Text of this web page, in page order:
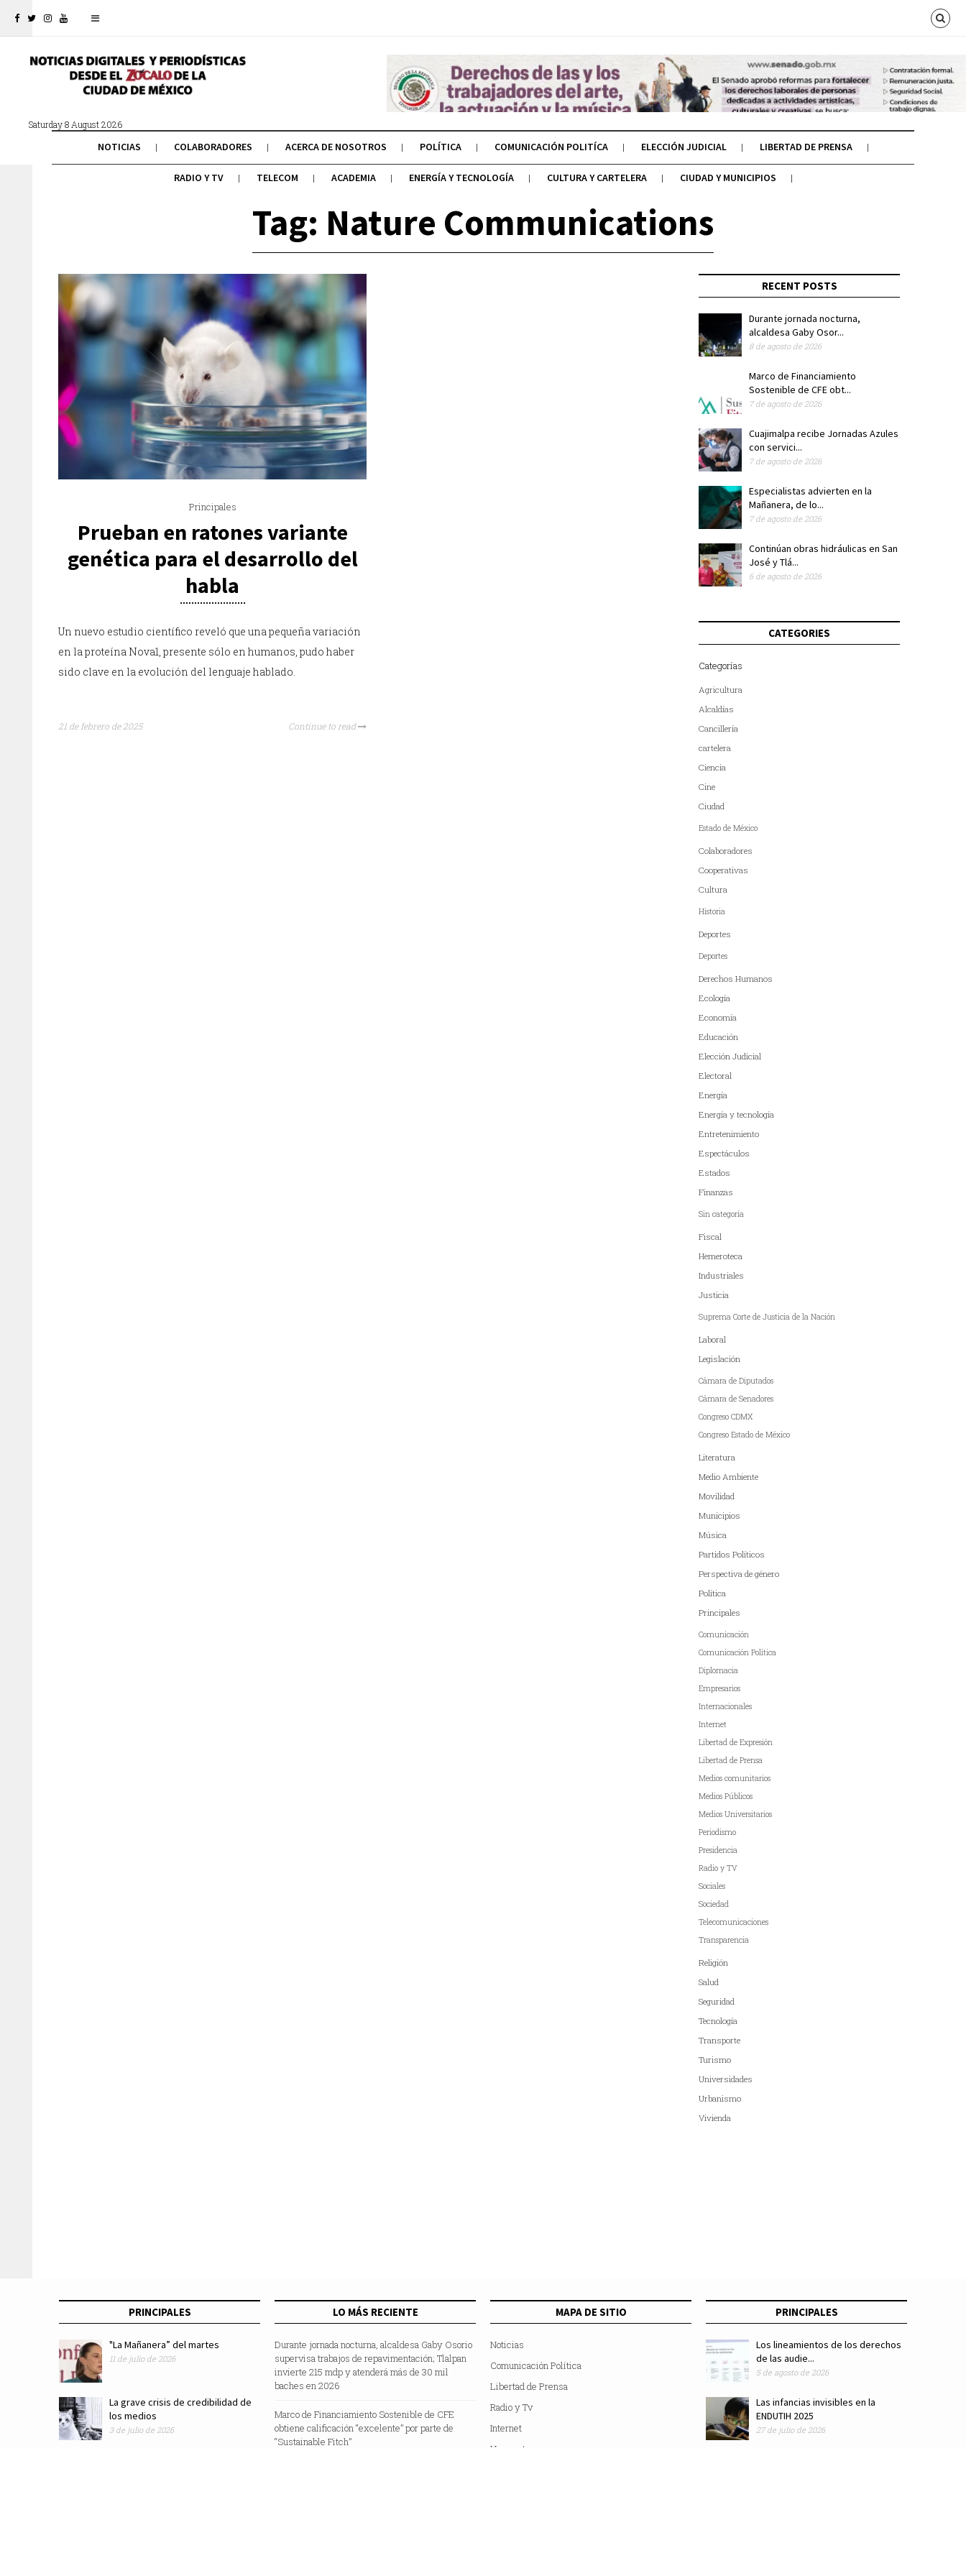
Saturday 8 August 2026
NOTICIAS COLABORADORES ACERCA DE NOSOTROS POLÍTICA COMUNICACIÓN POLITÍCA ELECCIÓN JUDICIAL LIBERTAD DE PRENSA
RADIO Y TV TELECOM ACADEMIA ENERGÍA Y TECNOLOGÍA CULTURA Y CARTELERA CIUDAD Y MUNICIPIOS
Tag: Nature Communications
Principales
Prueban en ratones variante
genética para el desarrollo del
habla
Un nuevo estudio científico reveló que una pequeña variación
en la proteína Nova1, presente sólo en humanos, pudo haber
sido clave en la evolución del lenguaje hablado.
21 de febrero de 2025 Continue to read
RECENT POSTS
Durante jornada nocturna,
alcaldesa Gaby Osor...
8 de agosto de 2026
Marco de Financiamiento
Sostenible de CFE obt...
7 de agosto de 2026
Cuajimalpa recibe Jornadas Azules
con servici...
7 de agosto de 2026
Especialistas advierten en la
Mañanera, de lo...
7 de agosto de 2026
Continúan obras hidráulicas en San
José y Tlá...
6 de agosto de 2026
CATEGORIES
Categorías
Agricultura
Alcaldías
Cancillería
cartelera
Ciencia
Cine
Ciudad
Estado de México
Colaboradores
Cooperativas
Cultura
Historia
Deportes
Deportes
Derechos Humanos
Ecología
Economía
Educación
Elección Judicial
Electoral
Energía
Energía y tecnología
Entretenimiento
Espectáculos
Estados
Finanzas
Sin categoría
Fiscal
Hemeroteca
Industriales
Justicia
Suprema Corte de Justicia de la Nación
Laboral
Legislación
Cámara de Diputados
Cámara de Senadores
Congreso CDMX
Congreso Estado de México
Literatura
Medio Ambiente
Movilidad
Municipios
Música
Partidos Políticos
Perspectiva de género
Política
Principales
Comunicación
Comunicación Política
Diplomacia
Empresarios
Internacionales
Internet
Libertad de Expresión
Libertad de Prensa
Medios comunitarios
Medios Públicos
Medios Universitarios
Periodismo
Presidencia
Radio y TV
Sociales
Sociedad
Telecomunicaciones
Transparencia
Religión
Salud
Seguridad
Tecnología
Transporte
Turismo
Universidades
Urbanismo
Vivienda
PRINCIPALES
"La Mañanera” del martes
11 de julio de 2026
La grave crisis de credibilidad de
los medios
3 de julio de 2026
LO MÁS RECIENTE
Durante jornada nocturna, alcaldesa Gaby Osorio
supervisa trabajos de repavimentación; Tlalpan
invierte 215 mdp y atenderá más de 30 mil
baches en 2026
Marco de Financiamiento Sostenible de CFE
obtiene calificación “excelente” por parte de
“Sustainable Fitch”
MAPA DE SITIO
Noticias
Comunicación Política
Libertad de Prensa
Radio y Tv
Internet
Hemeroteca
PRINCIPALES
Los lineamientos de los derechos
de las audie...
5 de agosto de 2026
Las infancias invisibles en la
ENDUTIH 2025
27 de julio de 2026